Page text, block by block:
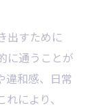
出すために
に通うことが
違和感、日常
により、